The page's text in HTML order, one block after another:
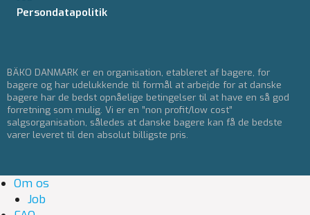
Persondatapolitik
BÄKO DANMARK er en organisation, etableret af bagere, for
bagere og har udelukkende til formål at arbejde for at danske
bagere har de bedst opnåelige betingelser til at have en så god
forretning som mulig. Vi er en ”non profit/low cost”
salgsorganisation, således at danske bagere kan få de bedste
varer leveret til den absolut billigste pris.
Om os
Job